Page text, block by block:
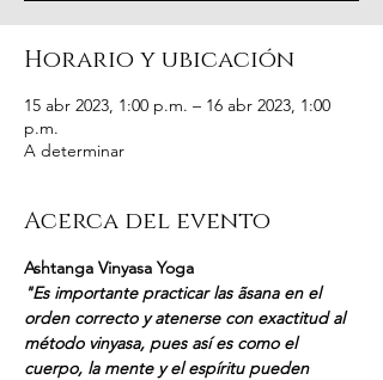
Horario y ubicación
15 abr 2023, 1:00 p.m. – 16 abr 2023, 1:00
p.m.
A determinar
Acerca del evento
Ashtanga Vinyasa Yoga
"Es importante practicar las ãsana en el
orden correcto y atenerse con exactitud al
método vinyasa, pues así es como el
cuerpo, la mente y el espíritu pueden